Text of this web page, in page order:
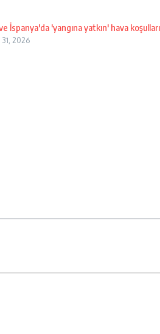
İspanya'da 'yangına yatkın' hava
31, 2026